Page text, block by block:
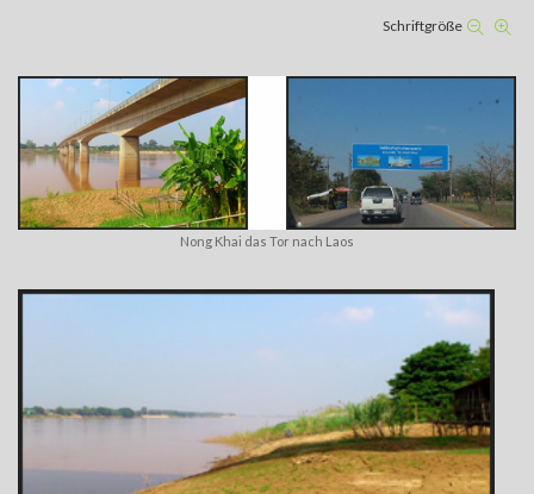
Schriftgröße
Nong Khai das Tor nach Laos